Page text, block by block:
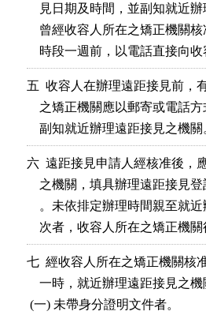
見日期及時間，並副知
曾經收容人所在之矯正機關
時段一週前，以電話直接向
五  收容人在辦理遠距接見前，
之矯正機關應以郵寄或電話
副知就近辦理遠距接見之機關
六  遠距接見申請人經核准後，
之機關，填具辦理遠距接見
。未依排定辦理時間親至就
次者，收容人所在之矯正機
七  經收容人所在之矯正機關核
一時，就近辦理遠距
(一) 未帶身分證